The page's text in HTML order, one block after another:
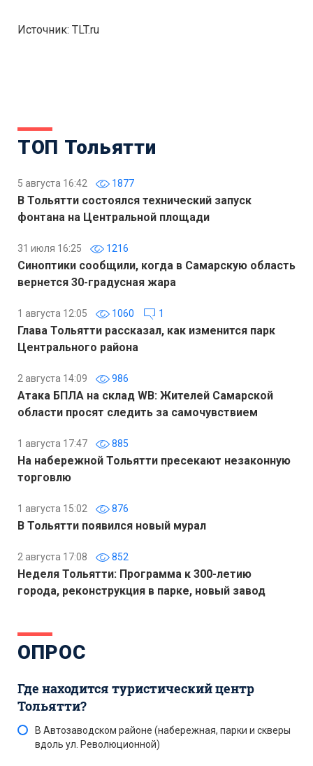
Источник: TLT.ru
ТОП Тольятти
5 августа 16:42 1877
В Тольятти состоялся технический запуск
фонтана на Центральной площади
31 июля 16:25 1216
Синоптики сообщили, когда в Самарскую область
вернется 30-градусная жара
1 августа 12:05 1060 1
Глава Тольятти рассказал, как изменится парк
Центрального района
2 августа 14:09 986
Атака БПЛА на склад WB: Жителей Самарской
области просят следить за самочувствием
1 августа 17:47 885
На набережной Тольятти пресекают незаконную
торговлю
1 августа 15:02 876
В Тольятти появился новый мурал
2 августа 17:08 852
Неделя Тольятти: Программа к 300-летию
города, реконструкция в парке, новый завод
ОПРОС
Где находится туристический центр
Тольятти?
В Автозаводском районе (набережная, парки и скверы
вдоль ул. Революционной)